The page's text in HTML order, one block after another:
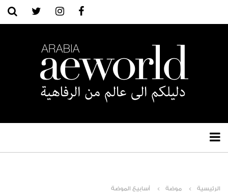
الرئيسية موضة أسابيع الموضة